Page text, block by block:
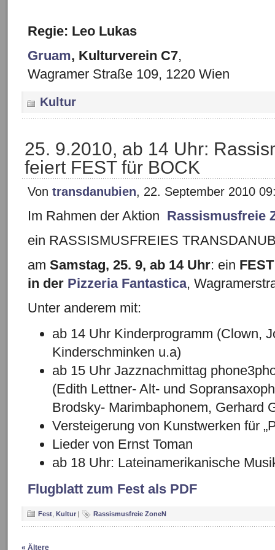
Regie: Leo Lukas
Gruam, Kulturverein C7,
Wagramer Straße 109, 1220 Wien
Kultur
25. 9.2010, ab 14 Uhr:
feiert FEST für BOCK
Von transdanubien, 22. September 2010
Im Rahmen der Aktion Rassismusfreie
ein RASSISMUSFREIES
am Samstag, 25. 9, ab 14 Uhr: ein
in der Pizzeria Fantastica,
Unter anderem mit:
ab 14 Uhr Kinderprogramm (Clown,
Kinderschminken u.a)
ab 15 Uhr Jazznachmittag
(Edith Lettner- Alt- und
Brodsky- Marimbaphonem, Gerhard
Versteigerung von Kunstwerken für
Lieder von Ernst Toman
ab 18 Uhr: Lateinamerikanische
Flugblatt zum Fest als PDF
Fest Kultur | Rassismusfreie ZoneN
« Ältere